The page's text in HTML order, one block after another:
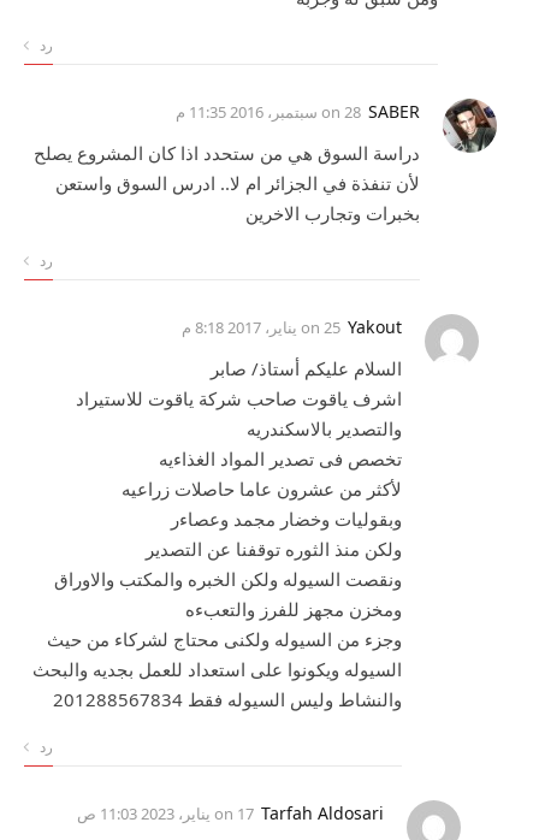
رد
SABER 28 سبتمبر، 2016 11:35 م
دراسة السوق هي من ستحدد اذا كان المشروع يصلح
لأن تنفذة في الجزائر ام لا.. ادرس السوق واستعن
بخبرات وتجارب الاخرين
رد
Yakout 25 يناير، 2017 8:18 م
السلام عليكم أستاذ/ صابر
اشرف ياقوت صاحب شركة ياقوت للاستيراد
والتصدير بالاسكندريه
تخصص فى تصدير المواد الغذاءيه
لأكثر من عشرون عاما حاصلات زراعيه
وبقوليات وخضار مجمد وعصاءر
ولكن منذ الثوره توقفنا عن التصدير
ونقصت السيوله ولكن الخبره والمكتب والاوراق
ومخزن مجهز للفرز والتعبءه
وجزء من السيوله ولكنى محتاج لشركاء من حيث
السيوله ويكونوا على استعداد للعمل بجديه والبحث
والنشاط وليس السيوله فقط 201288567834
رد
Tarfah Aldosari 17 يناير، 2023 11:03 ص